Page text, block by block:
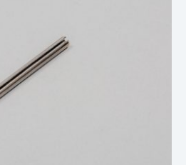
Underhållstips
Kontakt